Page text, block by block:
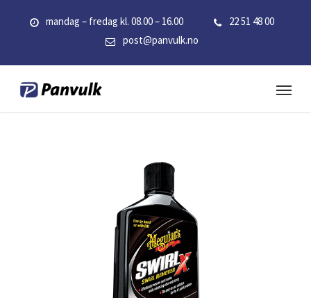
mandag – fredag kl. 08.00 – 16.00
22 51 48 00
post@panvulk.no
Menu